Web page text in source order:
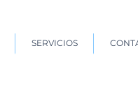
SERVICIOS